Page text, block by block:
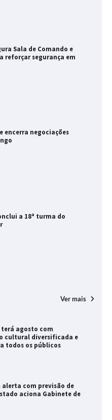
Sala de Comando e
reforçar segurança em
encerra negociações
a 18ª turma do
Ver mais
terá agosto com
cultural diversificada e
todos os públicos
alerta com previsão de
aciona Gabinete de